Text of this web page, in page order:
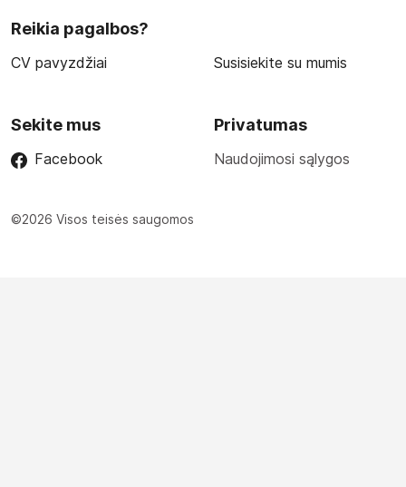
Reikia pagalbos?
CV pavyzdžiai Susisiekite su mumis
Sekite mus
Facebook
Privatumas
Naudojimosi sąlygos
©2026 Visos teisės saugomos